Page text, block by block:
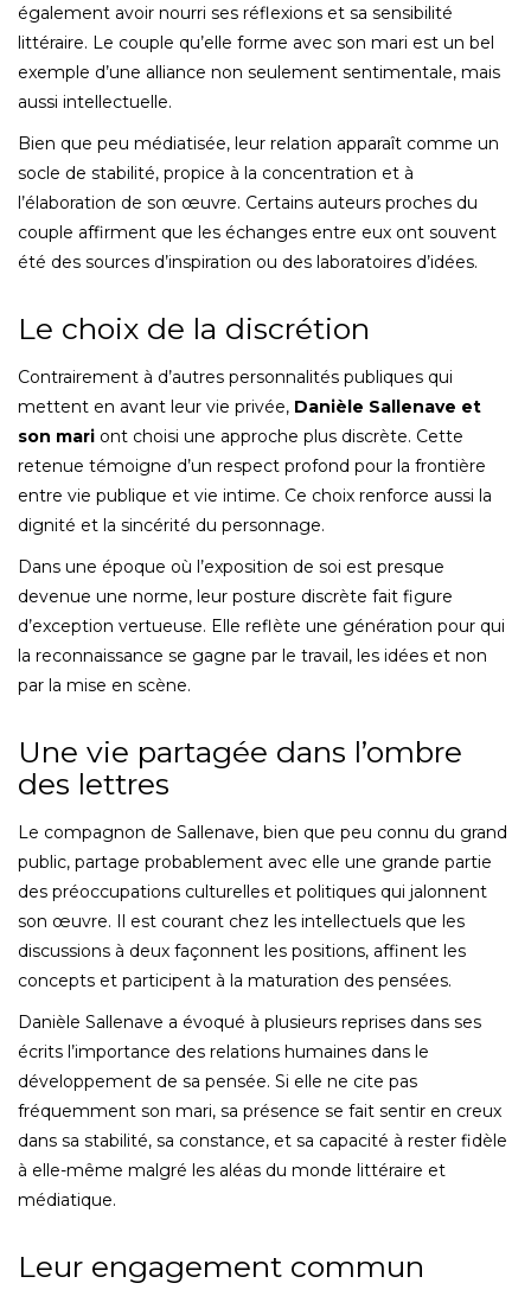
également avoir nourri ses réflexions et sa sensibilité
littéraire. Le couple qu’elle forme avec son mari est un bel
exemple d’une alliance non seulement sentimentale, mais
aussi intellectuelle.
Bien que peu médiatisée, leur relation apparaît comme un
socle de stabilité, propice à la concentration et à
l’élaboration de son œuvre. Certains auteurs proches du
couple affirment que les échanges entre eux ont souvent
été des sources d’inspiration ou des laboratoires d’idées.
Le choix de la discrétion
Contrairement à d’autres personnalités publiques qui
mettent en avant leur vie privée, Danièle Sallenave et
son mari ont choisi une approche plus discrète. Cette
retenue témoigne d’un respect profond pour la frontière
entre vie publique et vie intime. Ce choix renforce aussi la
dignité et la sincérité du personnage.
Dans une époque où l’exposition de soi est presque
devenue une norme, leur posture discrète fait figure
d’exception vertueuse. Elle reflète une génération pour qui
la reconnaissance se gagne par le travail, les idées et non
par la mise en scène.
Une vie partagée dans l’ombre
des lettres
Le compagnon de Sallenave, bien que peu connu du grand
public, partage probablement avec elle une grande partie
des préoccupations culturelles et politiques qui jalonnent
son œuvre. Il est courant chez les intellectuels que les
discussions à deux façonnent les positions, affinent les
concepts et participent à la maturation des pensées.
Danièle Sallenave a évoqué à plusieurs reprises dans ses
écrits l’importance des relations humaines dans le
développement de sa pensée. Si elle ne cite pas
fréquemment son mari, sa présence se fait sentir en creux
dans sa stabilité, sa constance, et sa capacité à rester fidèle
à elle-même malgré les aléas du monde littéraire et
médiatique.
Leur engagement commun